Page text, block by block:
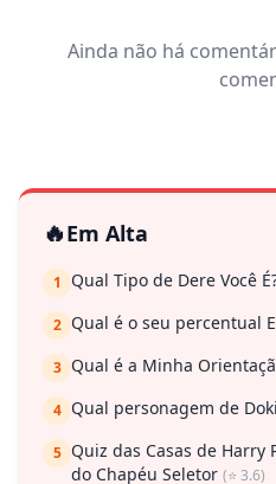
Ainda não há
🔥Em Alta
1 Qual Tipo de Dere Você
2 Qual é o seu percentual
3 Qual é a Minha
4 Qual personagem de
5 Quiz das Casas de Harry
do Chapéu Seletor (⭐ 3.6)